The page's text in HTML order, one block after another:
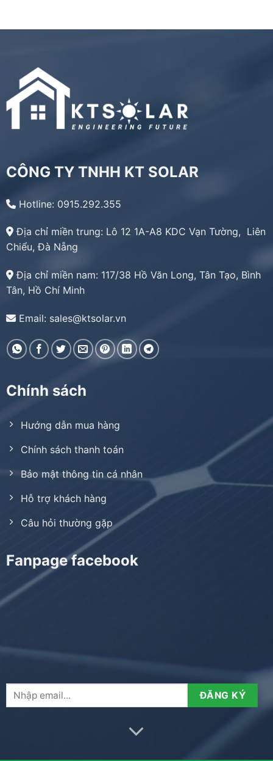
CÔNG TY TNHH KT SOLAR
Hotline: 0915.292.355
Địa chỉ miền trung: Lô 12 1A-A8 KDC Vạn Tường, Liên
Chiểu, Đà Nẵng
Địa chỉ miền nam: 117/38 Hồ Văn Long, Tân Tạo, Bình
Tân, Hồ Chí Minh
Email: sales@ktsolar.vn
Chính sách
Hướng dẫn mua hàng
Chính sách thanh toán
Bảo mật thông tin cá nhân
Hỗ trợ khách hàng
Câu hỏi thường gặp
Fanpage facebook